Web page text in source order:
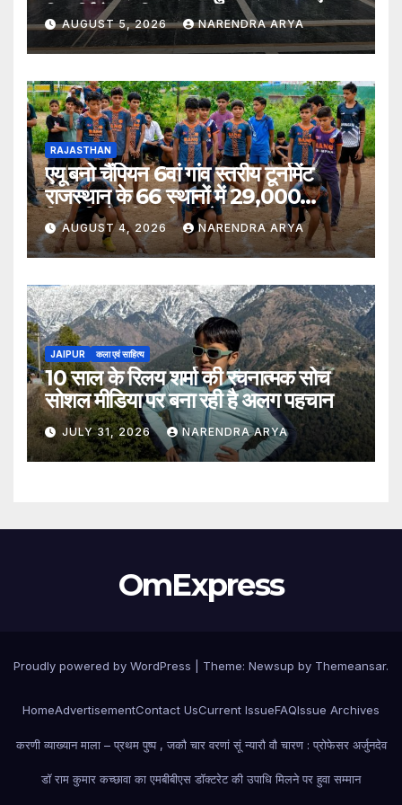
विद्यार्थियों का किया स्वागत
AUGUST 5, 2026 NARENDRA ARYA
RAJASTHAN
एयू बनो चैंपियन 6वां गांव स्तरीय टूर्नामेंट
राजस्थान के 66 स्थानों में 29,000
खिलाड़ियों की भागीदारी के साथ संपन्न हुआ
AUGUST 4, 2026 NARENDRA ARYA
JAIPUR कला एवं साहित्य
10 साल के रिलय शर्मा की रचनात्मक सोच
सोशल मीडिया पर बना रही है अलग पहचान
JULY 31, 2026 NARENDRA ARYA
OmExpress
Proudly powered by WordPress Theme: Newsup by Themeansar.
HomeAdvertisementContact UsCurrent IssueFAQIssue Archives
करणी व्याख्यान माला – प्रथम पुष्प , जकौ चार वरणां सूं न्यारौ वौ चारण : प्रोफेसर अर्जुनदेव
डॉ राम कुमार कच्छावा का एमबीबीएस डॉक्टरेट की उपाधि मिलने पर हुवा सम्मान